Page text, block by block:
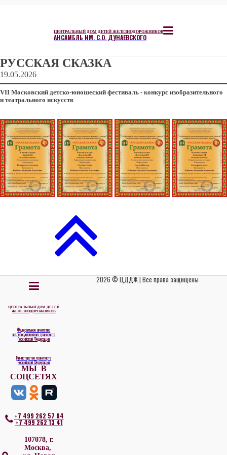
ЦЕНТРАЛЬНЫЙ ДОМ ДЕТЕЙ ЖЕЛЕЗНОДОРОЖНИКОВ
АНСАМБЛЬ ИМ. С.О. ДУНАЕВСКОГО
РУССКАЯ СКАЗКА
19.05.2026
VII Московский детско-юношеский фестиваль - конкурс изобразительного
и театрального искусств
ЦЕНТРАЛЬНЫЙ ДОМ ДЕТЕЙ
ЖЕЛЕЗНОДОРОЖНИКОВ
Федеральное агентство
железнодорожного транспорта
Российской Федерации
Министерство транспорта
Российской Федерации
МЫ В
СОЦСЕТЯХ
+7 499 262 57 04
+7 499 262 13 41
107078, г.
Москва,
2026 © ЦДДЖ | Все права защищены